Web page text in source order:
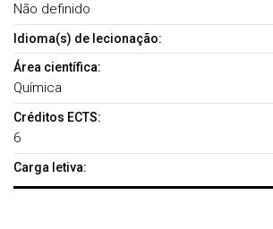
Não definido
Idioma(s) de lecionação:
Área científica:
Química
Créditos ECTS:
6
Carga letiva: